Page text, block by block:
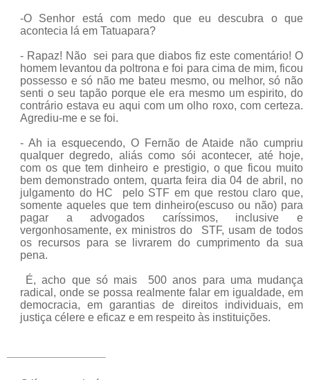
-O Senhor está com medo que eu descubra o que
acontecia lá em Tatuapara?
- Rapaz! Não sei para que diabos fiz este comentário! O
homem levantou da poltrona e foi para cima de mim, ficou
possesso e só não me bateu mesmo, ou melhor, só não
senti o seu tapão porque ele era mesmo um espirito, do
contrário estava eu aqui com um olho roxo, com certeza.
Agrediu-me e se foi.
- Ah ia esquecendo, O Fernão de Ataide não cumpriu
qualquer degredo, aliás como sói acontecer, até hoje,
com os que tem dinheiro e prestigio, o que ficou muito
bem demonstrado ontem, quarta feira dia 04 de abril, no
julgamento do HC
pelo STF em que restou claro que,
somente aqueles que tem dinheiro(escuso ou não) para
pagar a advogados caríssimos, inclusive e
vergonhosamente, ex ministros do
STF, usam de todos
os recursos para se livrarem do cumprimento da sua
pena.
É, acho que só mais
500 anos para uma mudança
radical, onde se possa realmente falar em igualdade, em
democracia, em garantias de direitos individuais, em
justiça célere e eficaz e em respeito às instituições.